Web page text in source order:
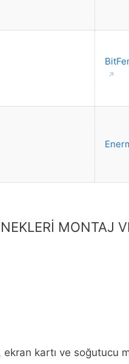
MONTAJ
kartı ve soğutucu